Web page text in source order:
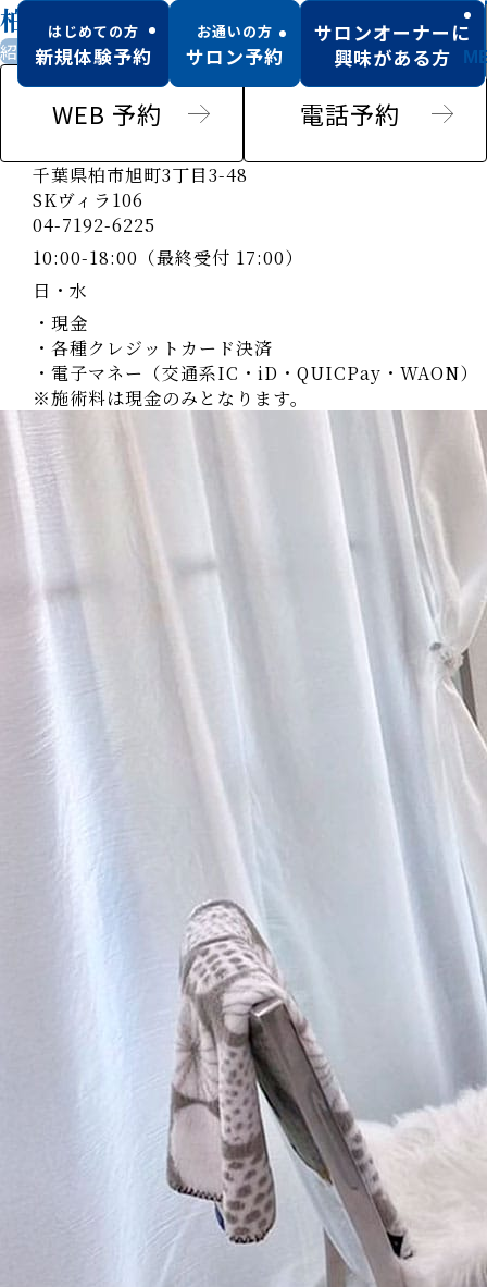
柏店
紹介のみ男性可駅チカ
WEB 予約 電話予約
千葉県柏市旭町3丁目3-48
SKヴィラ106
04-7192-6225
10:00-18:00（最終受付 17:00）
日・水
・現金
・各種クレジットカード決済
・電子マネー（交通系IC・iD・QUICPay・WAON）
※施術料は現金のみとなります。
はじめての方
新規体験予約
お通いの方
サロン予約
サロンオーナーに
興味がある方